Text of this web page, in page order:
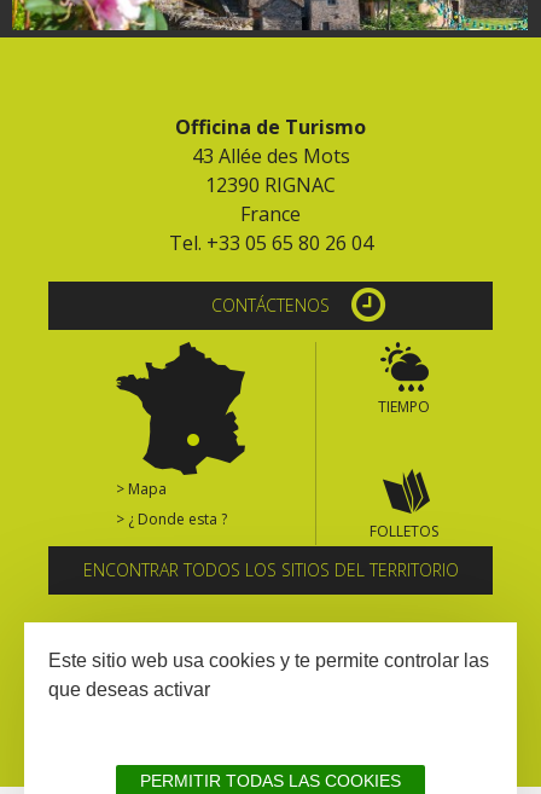
De la valle del Lot al País
Decazeville – Aubin
Officina de Turismo
43 Allée des Mots
12390 RIGNAC
France
Tel. +33 05 65 80 26 04
CONTÁCTENOS
> Mapa
> ¿ Donde esta ?
TIEMPO
FOLLETOS
ENCONTRAR TODOS LOS SITIOS DEL TERRITORIO
Suscríbase al boletín informativo
Este sitio web usa cookies y te permite controlar las
que deseas activar
PERMITIR TODAS LAS COOKIES